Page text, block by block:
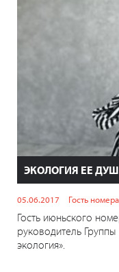
ЭКОЛОГИЯ ЕЕ
05.06.2017 Гость номера
Гость июньского
руководитель
экология».